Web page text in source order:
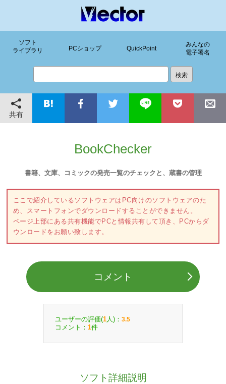
ソフト
ライブラリ
PCショップ QuickPoint
みんなの
電子署名
共有
BookChecker
書籍、文庫、コミックの発売一覧のチェックと、蔵書の管理
ここで紹介しているソフトウェアはPC向けのソフトウェアのた
め、スマートフォンでダウンロードすることができません。
ページ上部にある共有機能でPCと情報共有して頂き、PCからダ
ウンロードをお願い致します。
コメント
ユーザーの評価(1 人)： 3.5
コメント： 1件
ソフト詳細説明